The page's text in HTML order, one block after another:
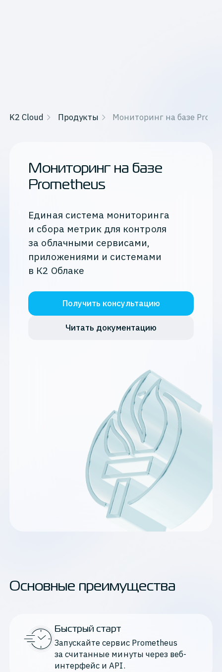
K2 Cloud Продукты Мониторинг на базе
Мониторинг на базе
Prometheus
Единая система мониторинга
и сбора метрик для контроля
за облачными сервисами,
приложениями и системами
в К2 Облаке
Получить консультацию
Читать документацию
Основные преимущества
Быстрый старт
Запускайте сервис Prometheus
за считанные минуты через веб-
интерфейс и API.